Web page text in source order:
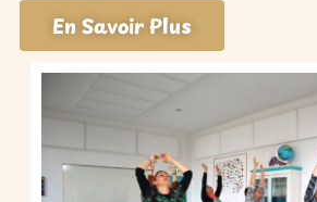
En Savoir Plus